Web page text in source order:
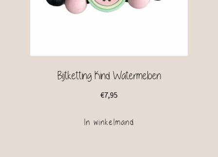
Bijtketting Kind Watermeloen
€7,95
In winkelmand